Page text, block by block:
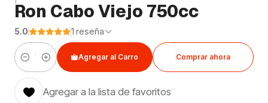
Ron Cabo Viejo 750cc
5.0 1 reseña
Cantidad
Agregar al Carro Comprar ahora
Agregar a la lista de favoritos